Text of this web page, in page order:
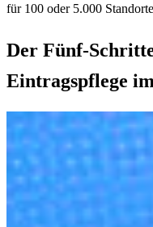
für 100 oder 5.000
Der Fünf-
Eintragspflege